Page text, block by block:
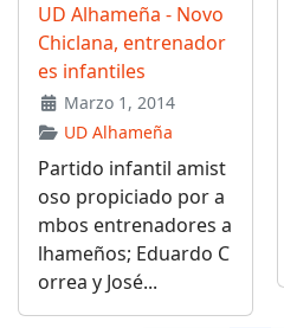
UD Alhameña - Novo
Chiclana, entrenador
es infantiles
Marzo 1, 2014
UD Alhameña
Partido infantil amist
oso propiciado por a
mbos entrenadores a
lhameños; Eduardo C
orrea y José...